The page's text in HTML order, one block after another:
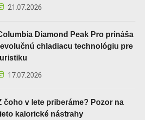
21.07.2026
Diamond Peak Pro prináša
chladiacu technológiu pre
17.07.2026
čoho v lete priberáme? Pozor na
kalorické nástrahy